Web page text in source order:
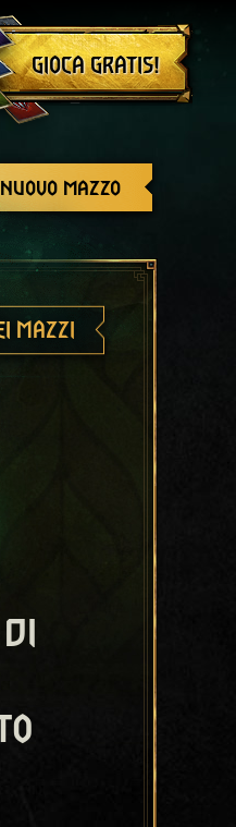
GIOCA GRATIS!
mazzo
MAZZI